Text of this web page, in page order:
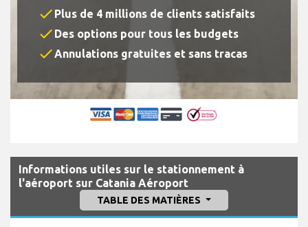
check Plus de 4 millions de clients satisfaits
check Des options pour tous les budgets
checkAnnulations gratuites et sans tracas
Informations utiles sur le stationnement à
l'aéroport sur Catania Aéroport
TABLE DES MATIÈRES